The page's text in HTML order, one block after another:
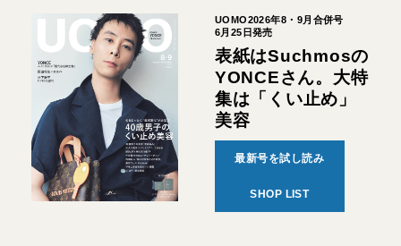
UOMO2026年8・9月合併号
6月25日発売
表紙はSuchmosの
YONCEさん。大特
集は「くい止め」
美容
最新号を試し読み
SHOP LIST